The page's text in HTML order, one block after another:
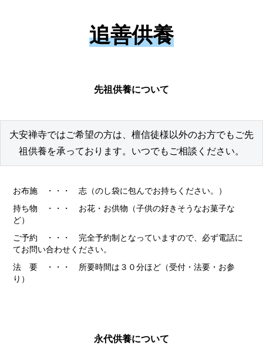
追善供養
先祖供養について
大安禅寺ではご希望の方は、檀信徒様以外のお方でもご先
祖供養を承っております。いつでもご相談ください。
お布施 ・・・ 志（のし袋に包んでお持ちください。）
持ち物 ・・・ お花・お供物（子供の好きそうなお菓子な
ど）
ご予約 ・・・ 完全予約制となっていますので、必ず電話に
てお問い合わせください。
法 要 ・・・ 所要時間は３０分ほど（受付・法要・お参
り）
永代供養について